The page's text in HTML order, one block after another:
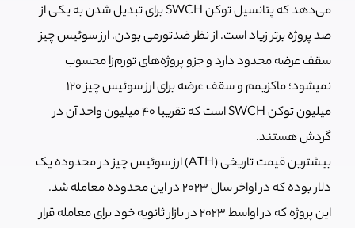
می‌دهد که پتانسیل توکن SWCH برای تبدیل شدن به یکی از
صد پروژه برتر زیاد است. از نظر ضدتورمی بودن، ارز سوئیس چیز
سقف عرضه محدود دارد و جزو پروژه‌های تورم‌زا محسوب
نمی‎شود؛ ماکزیمم و سقف عرضه برای ارز سوئیس چیز ۱۲۰
میلیون توکن SWCH است که تقریبا ۴۰ میلیون واحد آن در
گردش هستند.
بیشترین قیمت تاریخی (ATH) ارز سوئیس چیز در محدوده یک
دلار بوده که در اواخر سال ۲۰۲۳ در این محدوده معامله شد.
این پروژه که در اواسط 2023 در بازار ثانویه خود برای معامله قرار